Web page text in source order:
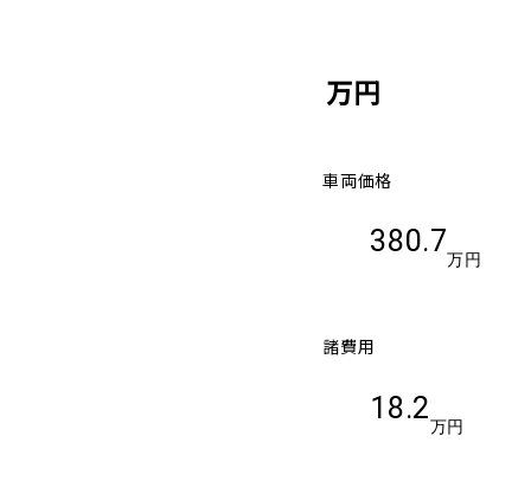
万円
車両価格
380.7
万円
諸費用
18.2
万円